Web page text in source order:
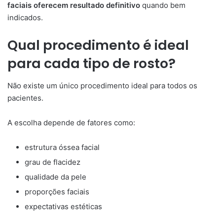
faciais oferecem resultado definitivo quando bem
indicados.
Qual procedimento é ideal
para cada tipo de rosto?
Não existe um único procedimento ideal para todos os
pacientes.
A escolha depende de fatores como:
estrutura óssea facial
grau de flacidez
qualidade da pele
proporções faciais
expectativas estéticas